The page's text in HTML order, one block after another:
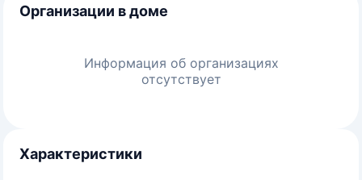
Организации в доме
Информация об организациях
отсутствует
Характеристики